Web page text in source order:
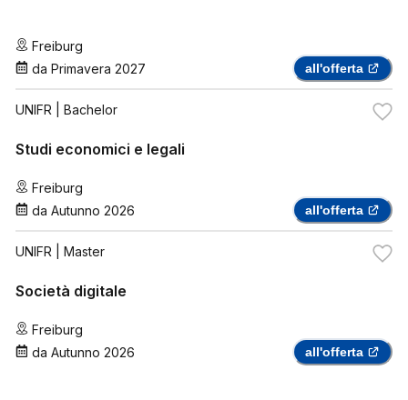
Freiburg
da Primavera 2027 all'offerta
UNIFR | Bachelor
Studi economici e legali
Freiburg
da Autunno 2026 all'offerta
UNIFR | Master
Società digitale
Freiburg
da Autunno 2026 all'offerta